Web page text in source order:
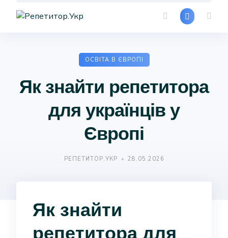
ОСВІТА В ЄВРОПІ
Як знайти репетитора
для українців у
Європі
РЕПЕТИТОР.УКР 28.05.2026
Як знайти
репетитора для